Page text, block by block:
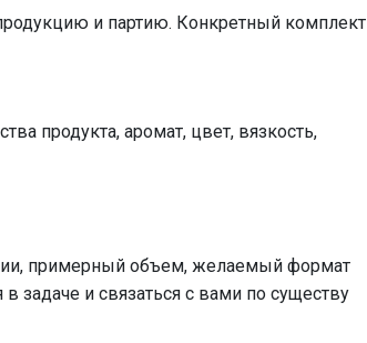
и партию. Конкретный комплект
продукта, аромат, цвет, вязкость,
примерный объем, желаемый формат
задаче и связаться с вами по существу